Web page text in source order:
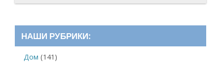
НАШИ РУБРИКИ:
Дом (141)